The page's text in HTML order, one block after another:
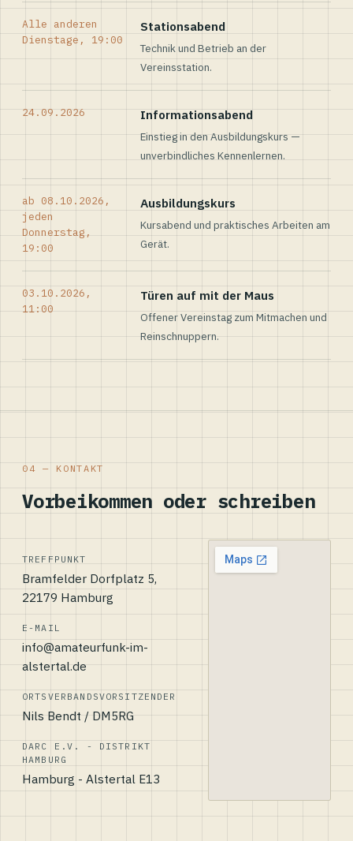
Alle anderen
Dienstage, 19:00
Stationsabend
Technik und Betrieb an der
Vereinsstation.
24.09.2026 Informationsabend
Einstieg in den Ausbildungskurs —
unverbindliches Kennenlernen.
ab 08.10.2026,
jeden
Donnerstag,
19:00
Ausbildungskurs
Kursabend und praktisches Arbeiten am
Gerät.
03.10.2026,
11:00
Türen auf mit der Maus
Offener Vereinstag zum Mitmachen und
Reinschnuppern.
04 — KONTAKT
Vorbeikommen oder schreiben
TREFFPUNKT
Bramfelder Dorfplatz 5,
22179 Hamburg
E-MAIL
info@amateurfunk-im-
alstertal.de
ORTSVERBANDSVORSITZENDER
Nils Bendt / DM5RG
DARC E.V. - DISTRIKT
HAMBURG
Hamburg - Alstertal E13